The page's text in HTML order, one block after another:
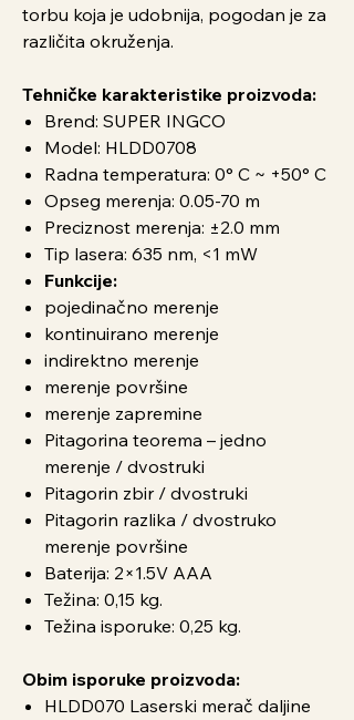
torbu koja je udobnija, pogodan je za
različita okruženja.
Tehničke karakteristike proizvoda:
Brend: SUPER INGCO
Model: HLDD0708
Radna temperatura: 0° C ~ +50° C
Opseg merenja: 0.05-70 m
Preciznost merenja: ±2.0 mm
Tip lasera: 635 nm, <1 mW
Funkcije:
pojedinačno merenje
kontinuirano merenje
indirektno merenje
merenje površine
merenje zapremine
Pitagorina teorema – jedno
merenje / dvostruki
Pitagorin zbir / dvostruki
Pitagorin razlika / dvostruko
merenje površine
Baterija: 2×1.5V AAA
Težina: 0,15 kg.
Težina isporuke: 0,25 kg.
Obim isporuke proizvoda:
HLDD070 Laserski merač daljine